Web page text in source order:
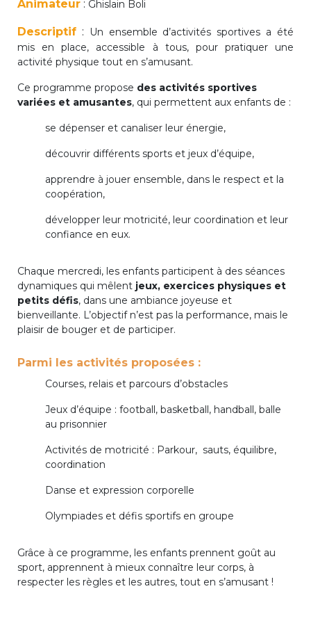
services.be
BE91 3631 6790 0976
Activités périscolaires Uccle
BE30 3100 2003 2711
+32 (0)2 374 76 75
cantine@apeee-bxl1-services.be
BE10 3100 9205 4504
Casiers
+32 (0)2 373 87 68
BE52 3101 4777 1809
Coordination & Direction
+32 (0)2 375 94 84
coordination@apeee-bxl1-services.be
Animateur : Ghislain Boli
Descriptif : Un ensemble d’activités sportives a été
mis en place, accessible à tous, pour pratiquer une
activité physique tout en s’amusant.
Ce programme propose des activités sportives
variées et amusantes, qui permettent aux enfants de :
se dépenser et canaliser leur énergie,
découvrir différents sports et jeux d’équipe,
apprendre à jouer ensemble, dans le respect et la
coopération,
développer leur motricité, leur coordination et leur
confiance en eux.
Chaque mercredi, les enfants participent à des séances
dynamiques qui mêlent jeux, exercices physiques et
petits défis, dans une ambiance joyeuse et
bienveillante. L’objectif n’est pas la performance, mais le
plaisir de bouger et de participer.
Parmi les activités proposées :
Courses, relais et parcours d’obstacles
Jeux d’équipe : football, basketball, handball, balle
au prisonnier
Activités de motricité : Parkour, sauts, équilibre,
coordination
Danse et expression corporelle
Olympiades et défis sportifs en groupe
Grâce à ce programme, les enfants prennent goût au
sport, apprennent à mieux connaître leur corps, à
respecter les règles et les autres, tout en s’amusant !